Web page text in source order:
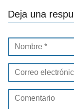
Deja una